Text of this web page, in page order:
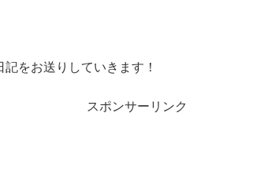
をお送りしていきます！
スポンサーリンク